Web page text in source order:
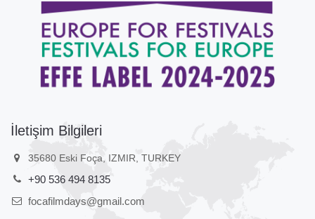
İletişim Bilgileri
35680 Eski Foça, IZMIR, TURKEY
+90 536 494 8135
focafilmdays@gmail.com